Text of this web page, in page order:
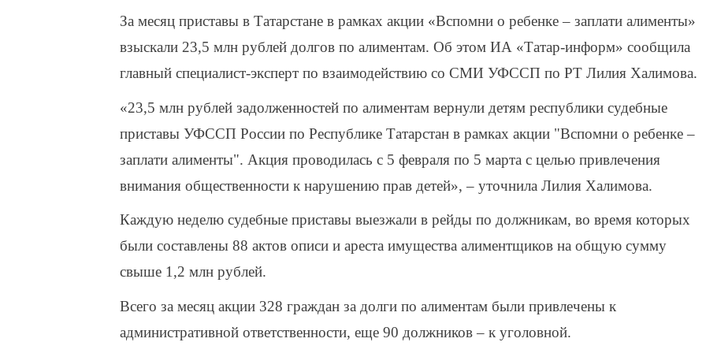
За месяц приставы в Татарстане в рамках акции «Вспомни о ребенке – заплати алименты»
взыскали 23,5 млн рублей долгов по алиментам. Об этом ИА «Татар-информ» сообщила
главный специалист-эксперт по взаимодействию со СМИ УФССП по РТ Лилия Халимова.
«23,5 млн рублей задолженностей по алиментам вернули детям республики судебные
приставы УФССП России по Республике Татарстан в рамках акции "Вспомни о ребенке –
заплати алименты". Акция проводилась с 5 февраля по 5 марта с целью привлечения
внимания общественности к нарушению прав детей», – уточнила Лилия Халимова.
Каждую неделю судебные приставы выезжали в рейды по должникам, во время которых
были составлены 88 актов описи и ареста имущества алиментщиков на общую сумму
свыше 1,2 млн рублей.
Всего за месяц акции 328 граждан за долги по алиментам были привлечены к
административной ответственности, еще 90 должников – к уголовной.